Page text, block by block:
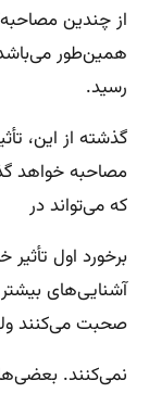
از چندین
همین‌طور
رسید.
گذشته از این،
مصاحبه خواهد
که می‌تواند در
برخورد اول
آشنایی‌های
صحبت می‌کنند
نمی‌کنند. بعضی‌ها